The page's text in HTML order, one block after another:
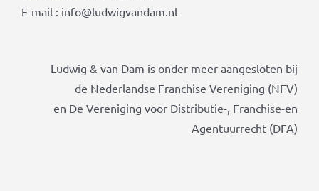
E-mail : info@ludwigvandam.nl
Ludwig & van Dam is onder meer aangesloten bij
de Nederlandse Franchise Vereniging (NFV)
en De Vereniging voor Distributie-, Franchise-en
Agentuurrecht (DFA)